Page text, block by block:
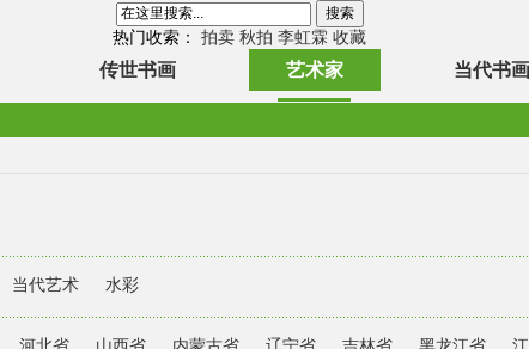
热门收索： 拍卖 秋拍 李虹霖 收藏
传世书画 艺术家 当代书画
当代艺术 水彩